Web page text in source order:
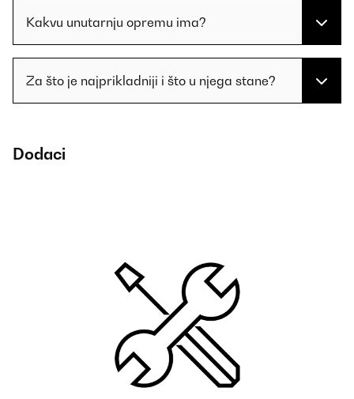
Kakvu unutarnju opremu ima?
Za što je najprikladniji i što u njega stane?
Dodaci